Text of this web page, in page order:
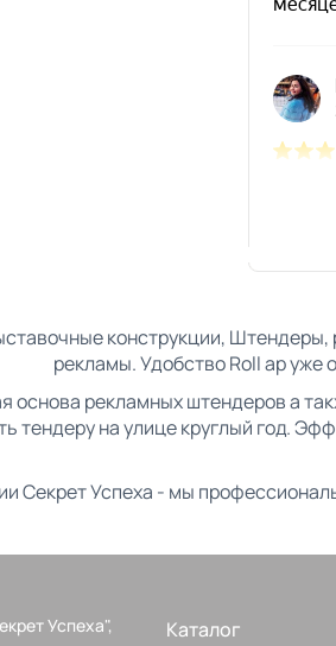
конструкции,
рекламы. Удобство Roll ap уже
основа рекламных штендеров а
тендеру на улице круглый год.
Секрет Успеха - мы
Успеха",
Каталог